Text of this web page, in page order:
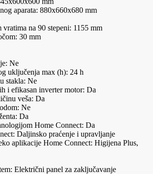
aparata: 880x660x680 mm
na 90 stepeni: 1155 mm
30 mm
Ne
uključenja max (h): 24 h
stakla: Ne
i efikasan inverter motor: Da
veša: Da
Ne
Da
Home Connect: Da
Daljinsko praćenje i upravljanje
aplikacije Home Connect: Higijena Plus,
Električni panel za zaključavanje